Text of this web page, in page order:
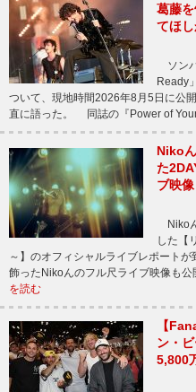
葛藤
てほし
ソン
Ready
ついて、現地時間2026年8月5日に公
直に語った。 同誌の『Power of
Niko
た
ブ映
Niko
した【
～】のオフィシャルライブレポート
飾ったNikoんのフル尺ライブ映像も
を読む
【
ン・
5,800